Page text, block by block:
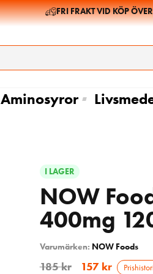
FRI FRAKT VID KÖP ÖVER
Aminosyror
I LAGER
NOW
400mg
Varumärken: NOW Foods
185kr 157 kr